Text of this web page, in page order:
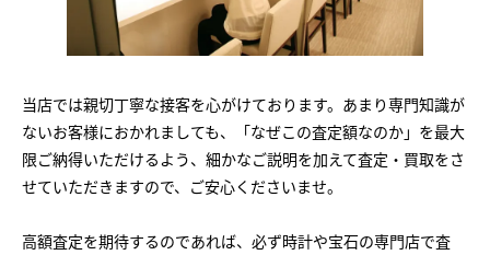
当店では親切丁寧な接客を心がけております。あまり専門知識が
ないお客様におかれましても、「なぜこの査定額なのか」を最大
限ご納得いただけるよう、細かなご説明を加えて査定・買取をさ
せていただきますので、ご安心くださいませ。
高額査定を期待するのであれば、必ず時計や宝石の専門店で査